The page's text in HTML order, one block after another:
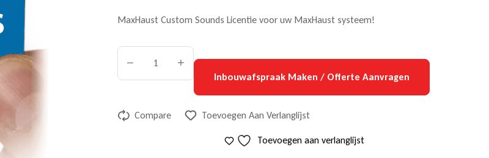
MaxHaust Custom Sounds Licentie voor uw MaxHaust systeem!
Inbouwafspraak Maken / Offerte Aanvragen
Compare Toevoegen Aan Verlanglijst
Toevoegen aan verlanglijst